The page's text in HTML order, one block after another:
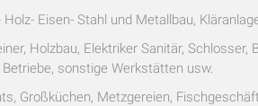
Eisen- Stahl und Metallbau,
Holzbau, Elektriker Sanitär,
sonstige Werkstätten usw.
Großküchen, Metzgereien,